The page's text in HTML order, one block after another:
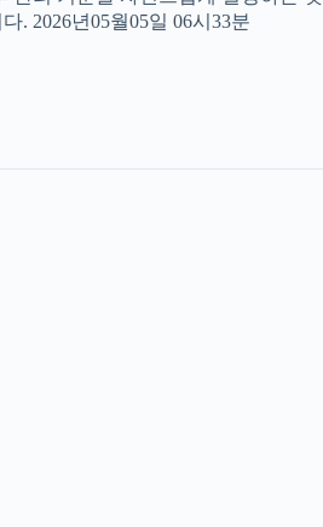
. 2026년05월05일 06시33분